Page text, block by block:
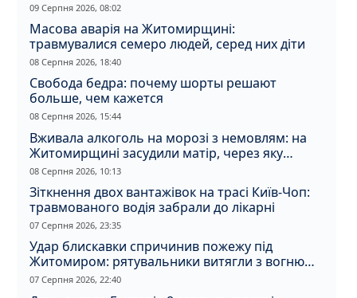
09 Серпня 2026, 08:02
Масова аварія на Житомирщині:
травмувалися семеро людей, серед них діти
08 Серпня 2026, 18:40
Свобода бедра: почему шорты решают
больше, чем кажется
08 Серпня 2026, 15:44
Вживала алкоголь на морозі з немовлям: на
Житомирщині засудили матір, через яку
дитина отримала обмороження
08 Серпня 2026, 10:13
Зіткнення двох вантажівок на трасі Київ-Чоп:
травмованого водія забрали до лікарні
07 Серпня 2026, 23:35
Удар блискавки спричинив пожежу під
Житомиром: рятувальники витягли з вогню
кота
07 Серпня 2026, 22:40